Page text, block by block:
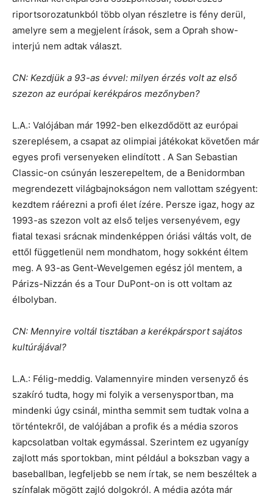
riportsorozatunkból több olyan részletre is fény derül,
amelyre sem a megjelent írások, sem a Oprah show-
interjú nem adtak választ.
CN: Kezdjük a 93-as évvel: milyen érzés volt az első
szezon az európai kerékpáros mezőnyben?
L.A.: Valójában már 1992-ben elkezdődött az európai
szereplésem, a csapat az olimpiai játékokat követően már
egyes profi versenyeken elindított . A San Sebastian
Classic-on csúnyán leszerepeltem, de a Benidormban
megrendezett világbajnokságon nem vallottam szégyent:
kezdtem ráérezni a profi élet ízére. Persze igaz, hogy az
1993-as szezon volt az első teljes versenyévem, egy
fiatal texasi srácnak mindenképpen óriási váltás volt, de
ettől függetlenül nem mondhatom, hogy sokként éltem
meg. A 93-as Gent-Wevelgemen egész jól mentem, a
Párizs-Nizzán és a Tour DuPont-on is ott voltam az
élbolyban.
CN: Mennyire voltál tisztában a kerékpársport sajátos
kultúrájával?
L.A.: Félig-meddig. Valamennyire minden versenyző és
szakíró tudta, hogy mi folyik a versenysportban, ma
mindenki úgy csinál, mintha semmit sem tudtak volna a
történtekről, de valójában a profik és a média szoros
kapcsolatban voltak egymással. Szerintem ez ugyanígy
zajlott más sportokban, mint például a bokszban vagy a
baseballban, legfeljebb se nem írtak, se nem beszéltek a
színfalak mögött zajló dolgokról. A média azóta már